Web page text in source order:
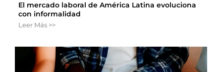
El mercado laboral de América Latina evoluciona
con informalidad
Leer Más >>